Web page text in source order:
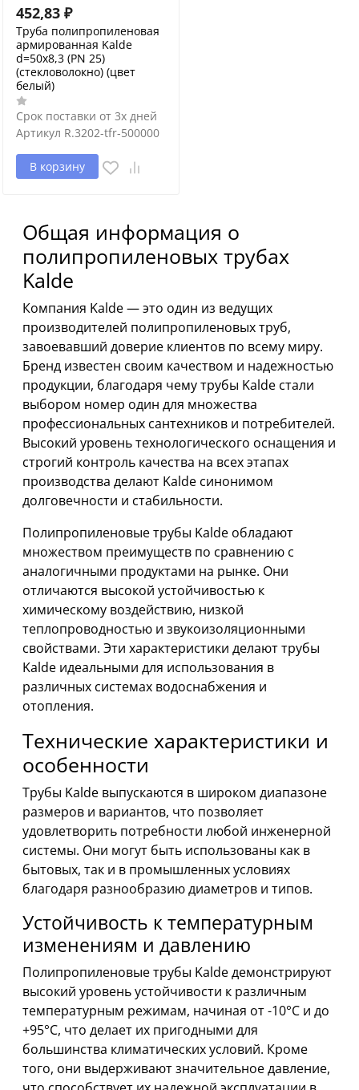
452,83 ₽
Труба полипропиленовая
армированная Kalde
d=50х8,3 (PN 25)
(стекловолокно) (цвет
белый)
Срок поставки от 3х дней
Артикул R.3202-tfr-500000
В корзину
Общая информация о
полипропиленовых трубах
Kalde
Компания Kalde — это один из ведущих
производителей полипропиленовых труб,
завоевавший доверие клиентов по всему миру.
Бренд известен своим качеством и надежностью
продукции, благодаря чему трубы Kalde стали
выбором номер один для множества
профессиональных сантехников и потребителей.
Высокий уровень технологического оснащения и
строгий контроль качества на всех этапах
производства делают Kalde синонимом
долговечности и стабильности.
Полипропиленовые трубы Kalde обладают
множеством преимуществ по сравнению с
аналогичными продуктами на рынке. Они
отличаются высокой устойчивостью к
химическому воздействию, низкой
теплопроводностью и звукоизоляционными
свойствами. Эти характеристики делают трубы
Kalde идеальными для использования в
различных системах водоснабжения и
отопления.
Технические характеристики и
особенности
Трубы Kalde выпускаются в широком диапазоне
размеров и вариантов, что позволяет
удовлетворить потребности любой инженерной
системы. Они могут быть использованы как в
бытовых, так и в промышленных условиях
благодаря разнообразию диаметров и типов.
Устойчивость к температурным
изменениям и давлению
Полипропиленовые трубы Kalde демонстрируют
высокий уровень устойчивости к различным
температурным режимам, начиная от -10°C и до
+95°C, что делает их пригодными для
большинства климатических условий. Кроме
того, они выдерживают значительное давление,